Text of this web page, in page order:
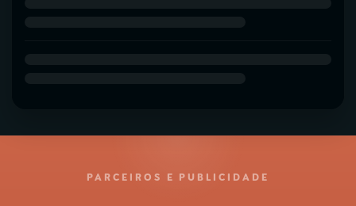
PARCEIROS E PUBLICIDADE